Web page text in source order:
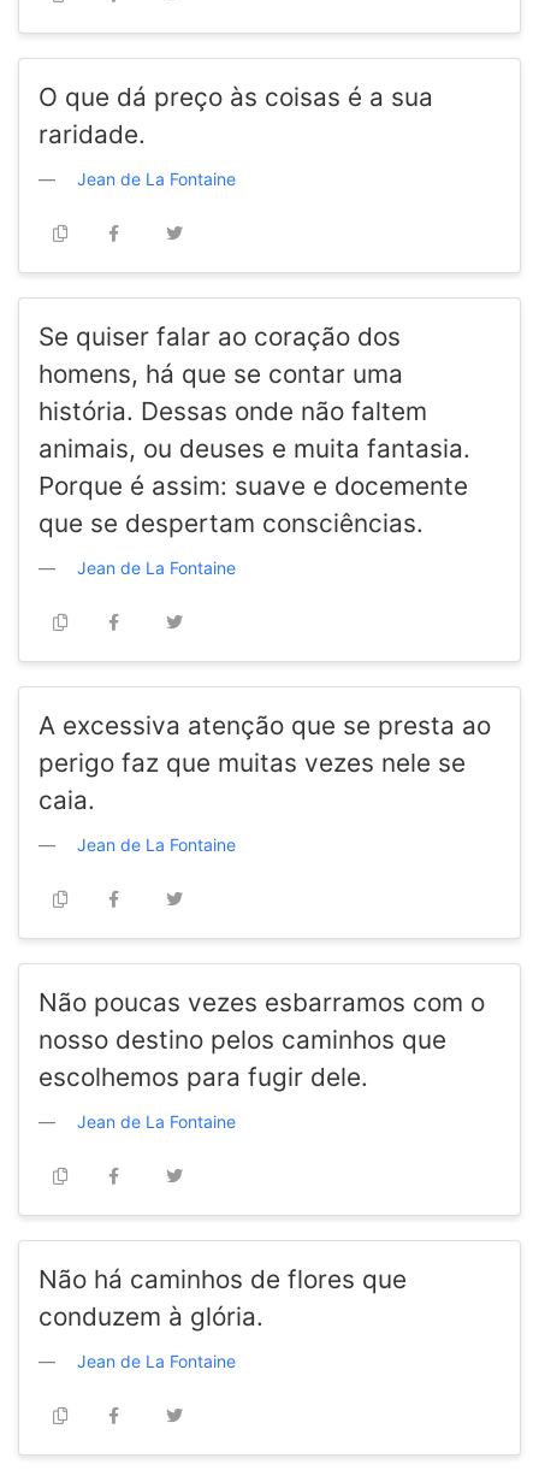
O que dá preço às coisas é a sua
raridade.
Jean de La Fontaine
Se quiser falar ao coração dos
homens, há que se contar uma
história. Dessas onde não faltem
animais, ou deuses e muita fantasia.
Porque é assim: suave e docemente
que se despertam consciências.
Jean de La Fontaine
A excessiva atenção que se presta ao
perigo faz que muitas vezes nele se
caia.
Jean de La Fontaine
Não poucas vezes esbarramos com o
nosso destino pelos caminhos que
escolhemos para fugir dele.
Jean de La Fontaine
Não há caminhos de flores que
conduzem à glória.
Jean de La Fontaine